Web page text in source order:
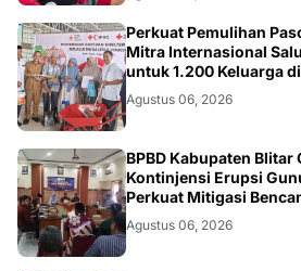
ACEH
Perkuat Pemulihan
Mitra Internasional
untuk 1.200 Keluarga
Agustus 06, 2026
BLITAR
BPBD Kabupaten Blitar
Kontinjensi Erupsi
Perkuat Mitigasi
Agustus 06, 2026